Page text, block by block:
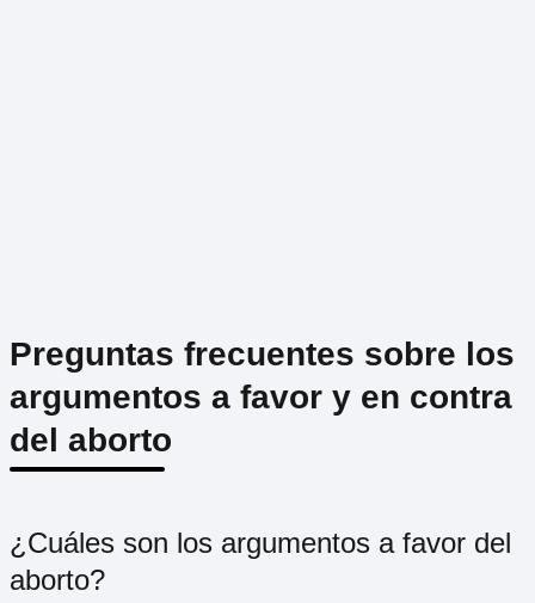
Preguntas frecuentes sobre los
argumentos a favor y en contra
del aborto
¿Cuáles son los argumentos a favor del
aborto?